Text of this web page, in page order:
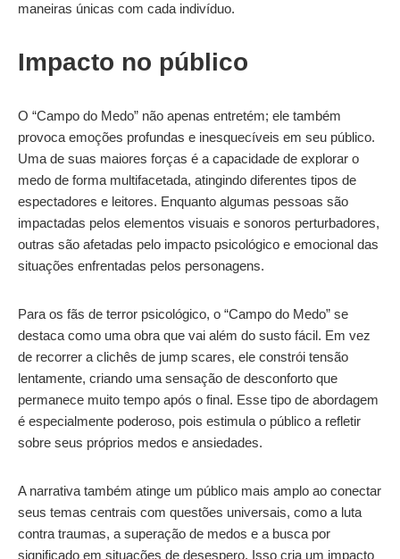
maneiras únicas com cada indivíduo.
Impacto no público
O “Campo do Medo” não apenas entretém; ele também
provoca emoções profundas e inesquecíveis em seu público.
Uma de suas maiores forças é a capacidade de explorar o
medo de forma multifacetada, atingindo diferentes tipos de
espectadores e leitores. Enquanto algumas pessoas são
impactadas pelos elementos visuais e sonoros perturbadores,
outras são afetadas pelo impacto psicológico e emocional das
situações enfrentadas pelos personagens.
Para os fãs de terror psicológico, o “Campo do Medo” se
destaca como uma obra que vai além do susto fácil. Em vez
de recorrer a clichês de jump scares, ele constrói tensão
lentamente, criando uma sensação de desconforto que
permanece muito tempo após o final. Esse tipo de abordagem
é especialmente poderoso, pois estimula o público a refletir
sobre seus próprios medos e ansiedades.
A narrativa também atinge um público mais amplo ao conectar
seus temas centrais com questões universais, como a luta
contra traumas, a superação de medos e a busca por
significado em situações de desespero. Isso cria um impacto